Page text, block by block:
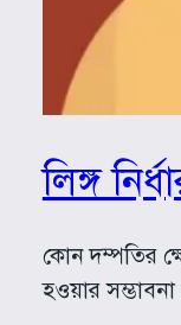
লিঙ্গ
কোন দম্পতির
হওয়ার